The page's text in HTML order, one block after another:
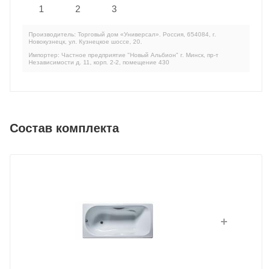
Производитель: Торговый дом «Универсал». Россия, 654084, г.
Новокузнецк, ул. Кузнецкое шоссе, 20.
Импортер: Частное предприятие "Новый Альбион" г. Минск, пр-т
Независимости д. 11, корп. 2-2, помещение 430
Состав комплекта